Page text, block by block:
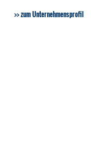
zum Unternehmensprofil